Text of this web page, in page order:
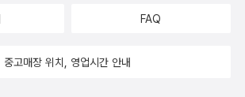
FAQ
중고매장 위치, 영업시간 안내